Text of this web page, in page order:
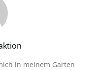
in meinem Garten